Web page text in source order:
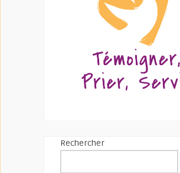
Rechercher